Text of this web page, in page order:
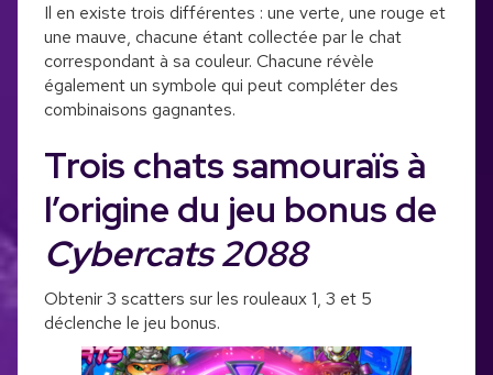
Il en existe trois différentes : une verte, une rouge et
une mauve, chacune étant collectée par le chat
correspondant à sa couleur. Chacune révèle
également un symbole qui peut compléter des
combinaisons gagnantes.
Trois chats samouraïs à
l’origine du jeu bonus de
Cybercats 2088
Obtenir 3 scatters sur les rouleaux 1, 3 et 5
déclenche le jeu bonus.